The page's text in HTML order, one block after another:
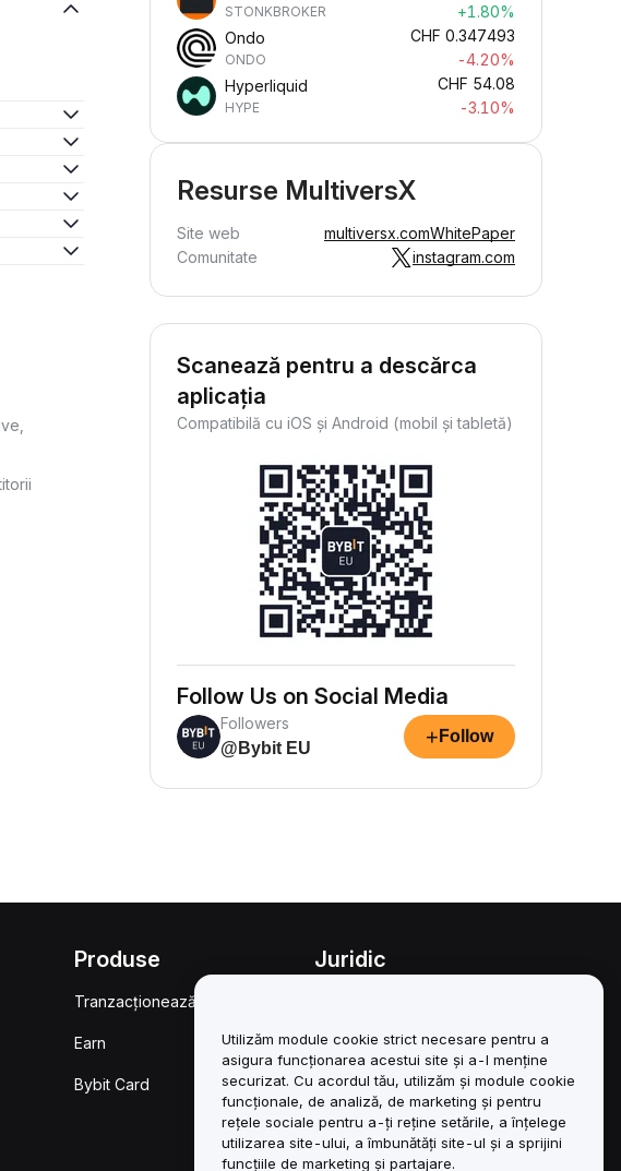
STONKBROKER
+1.80%
Ondo
ONDO
CHF 0.347493
-4.20%
Hyperliquid
HYPE
CHF 54.08
-3.10%
Resurse MultiversX
Site web multiversx.comWhitePaper
Comunitate
instagram.com
Scanează pentru a descărca
aplicația
Compatibilă cu iOS și Android (mobil și tabletă)
Follow Us on Social Media
Followers
@Bybit EU
+ Follow
Produse
Tranzacționează
Earn
Bybit Card
Juridic
Rezumatul Politicii de
custodie și administrare
Informații ESG
Cărți albe pentru
Utilizăm module cookie strict necesare pentru a
asigura funcționarea acestui site și a-l menține
securizat. Cu acordul tău, utilizăm și module cookie
funcționale, de analiză, de marketing și pentru
rețele sociale pentru a-ți reține setările, a înțelege
utilizarea site-ului, a îmbunătăți site-ul și a sprijini
funcțiile de marketing și partajare.